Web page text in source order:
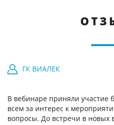
ГК ВИАЛЕК
В вебинаре приняли участие
всем за интерес к
вопросы. До встречи в новых